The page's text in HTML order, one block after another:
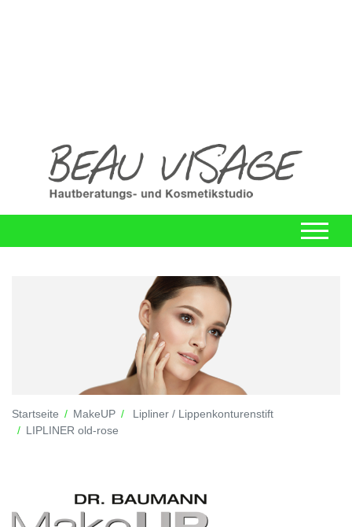
Startseite MakeUP
Lipliner / Lippenkonturenstift
LIPLINER old-rose